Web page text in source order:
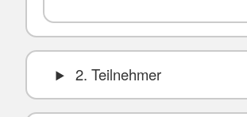
2. Teilnehmer